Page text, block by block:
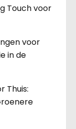
Touch voor
voor
in de
Thuis: